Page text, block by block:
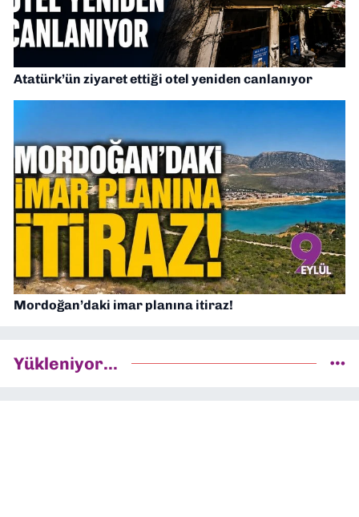
Atatürk’ün ziyaret ettiği otel yeniden canlanıyor
Mordoğan’daki imar planına itiraz!
Yükleniyor...